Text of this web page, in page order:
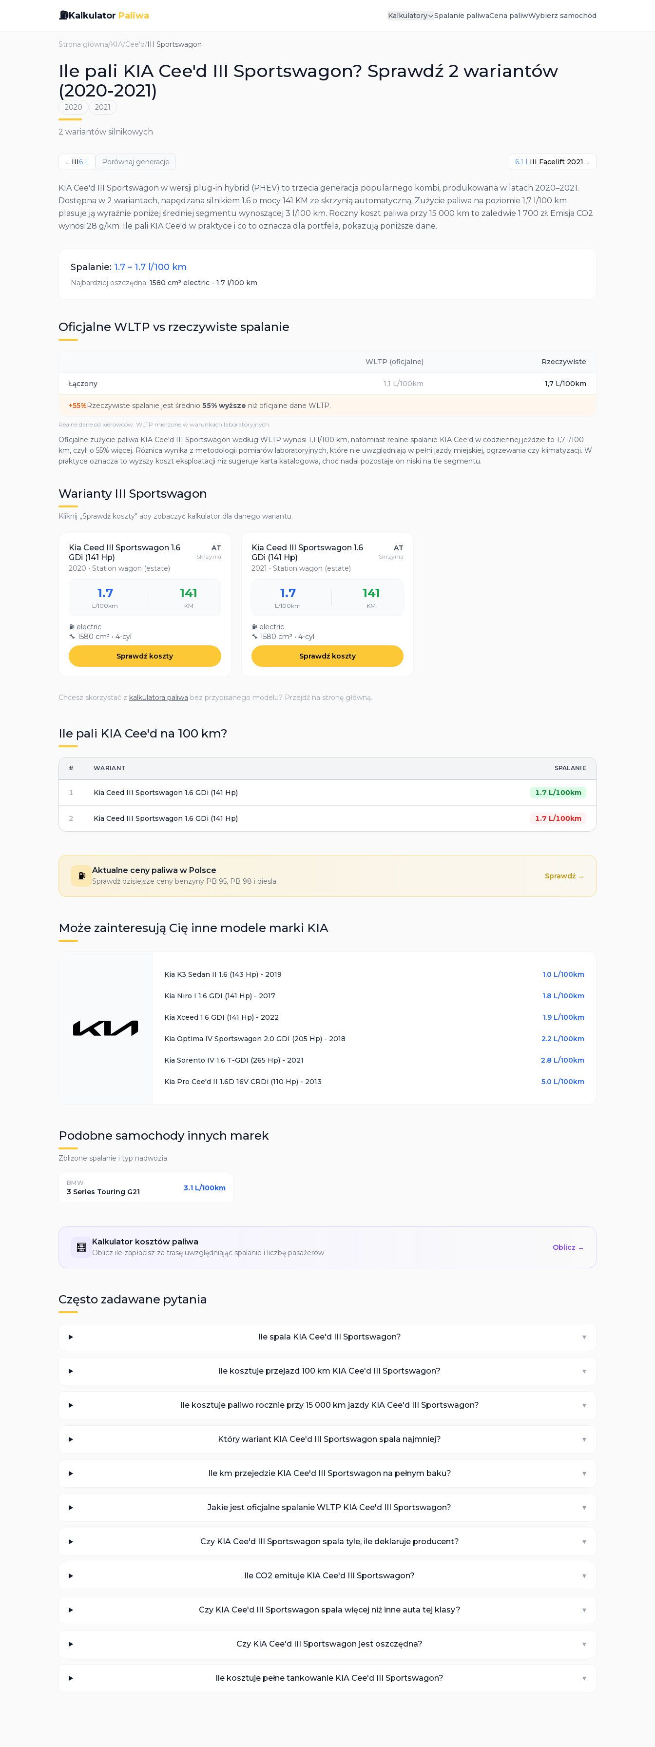
⛽Kalkulator Paliwa Kalkulatory Spalanie paliwaCena paliwWybierz samochód
Strona główna/KIA/Cee'd/III Sportswagon
Ile pali KIA Cee'd III Sportswagon? Sprawdź 2 wariantów
(2020-2021)
2020 2021
2 wariantów silnikowych
←III6 L Porównaj generacje 6.1 LIII Facelift 2021→
KIA Cee'd III Sportswagon w wersji plug-in hybrid (PHEV) to trzecia generacja popularnego kombi, produkowana w latach 2020–2021.
Dostępna w 2 wariantach, napędzana silnikiem 1.6 o mocy 141 KM ze skrzynią automatyczną. Zużycie paliwa na poziomie 1,7 l/100 km
plasuje ją wyraźnie poniżej średniej segmentu wynoszącej 3 l/100 km. Roczny koszt paliwa przy 15 000 km to zaledwie 1 700 zł. Emisja CO2
wynosi 28 g/km. Ile pali KIA Cee'd w praktyce i co to oznacza dla portfela, pokazują poniższe dane.
Spalanie: 1.7 – 1.7 l/100 km
Najbardziej oszczędna: 1580 cm³ electric - 1.7 l/100 km
Oficjalne WLTP vs rzeczywiste spalanie
WLTP (oficjalne) Rzeczywiste
Łączony 1,1 L/100km 1,7 L/100km
+55%Rzeczywiste spalanie jest średnio 55% wyższe niż oficjalne dane WLTP.
Realne dane od kierowców. WLTP mierzone w warunkach laboratoryjnych.
Oficjalne zużycie paliwa KIA Cee'd III Sportswagon według WLTP wynosi 1,1 l/100 km, natomiast realne spalanie KIA Cee'd w codziennej jeździe to 1,7 l/100
km, czyli o 55% więcej. Różnica wynika z metodologii pomiarów laboratoryjnych, które nie uwzględniają w pełni jazdy miejskiej, ogrzewania czy klimatyzacji. W
praktyce oznacza to wyższy koszt eksploatacji niż sugeruje karta katalogowa, choć nadal pozostaje on niski na tle segmentu.
Warianty III Sportswagon
Kliknij „Sprawdź koszty" aby zobaczyć kalkulator dla danego wariantu.
Kia Ceed III Sportswagon 1.6
GDi (141 Hp)
2020 • Station wagon (estate)
AT
Skrzynia
1.7
L/100km
141
KM
⛽ electric
🔧 1580 cm³ • 4-cyl
Sprawdź koszty
Kia Ceed III Sportswagon 1.6
GDi (141 Hp)
2021 • Station wagon (estate)
AT
Skrzynia
1.7
L/100km
141
KM
⛽ electric
🔧 1580 cm³ • 4-cyl
Sprawdź koszty
Chcesz skorzystać z kalkulatora paliwa bez przypisanego modelu? Przejdź na stronę główną.
Ile pali KIA Cee'd na 100 km?
# WARIANT SPALANIE
1 Kia Ceed III Sportswagon 1.6 GDi (141 Hp) 1.7 L/100km
2 Kia Ceed III Sportswagon 1.6 GDi (141 Hp) 1.7 L/100km
⛽ Aktualne ceny paliwa w Polsce
Sprawdź dzisiejsze ceny benzyny PB 95, PB 98 i diesla
Sprawdź →
Może zainteresują Cię inne modele marki KIA
Kia K3 Sedan II 1.6 (143 Hp) - 2019 1.0 L/100km
Kia Niro I 1.6 GDI (141 Hp) - 2017 1.8 L/100km
Kia Xceed 1.6 GDI (141 Hp) - 2022 1.9 L/100km
Kia Optima IV Sportswagon 2.0 GDI (205 Hp) - 2018 2.2 L/100km
Kia Sorento IV 1.6 T-GDI (265 Hp) - 2021 2.8 L/100km
Kia Pro Cee'd II 1.6D 16V CRDi (110 Hp) - 2013 5.0 L/100km
Podobne samochody innych marek
Zbliżone spalanie i typ nadwozia
BMW
3 Series Touring G21 3.1 L/100km
🧮 Kalkulator kosztów paliwa
Oblicz ile zapłacisz za trasę uwzględniając spalanie i liczbę pasażerów
Oblicz →
Często zadawane pytania
Ile spala KIA Cee'd III Sportswagon? ▾
Ile kosztuje przejazd 100 km KIA Cee'd III Sportswagon? ▾
Ile kosztuje paliwo rocznie przy 15 000 km jazdy KIA Cee'd III Sportswagon? ▾
Który wariant KIA Cee'd III Sportswagon spala najmniej? ▾
Ile km przejedzie KIA Cee'd III Sportswagon na pełnym baku? ▾
Jakie jest oficjalne spalanie WLTP KIA Cee'd III Sportswagon? ▾
Czy KIA Cee'd III Sportswagon spala tyle, ile deklaruje producent? ▾
Ile CO2 emituje KIA Cee'd III Sportswagon? ▾
Czy KIA Cee'd III Sportswagon spala więcej niż inne auta tej klasy? ▾
Czy KIA Cee'd III Sportswagon jest oszczędna? ▾
Ile kosztuje pełne tankowanie KIA Cee'd III Sportswagon? ▾